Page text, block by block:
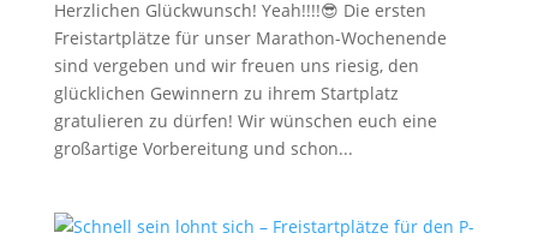
Herzlichen Glückwunsch! Yeah!!!!😎 Die ersten
Freistartplätze für unser Marathon-Wochenende
sind vergeben und wir freuen uns riesig, den
glücklichen Gewinnern zu ihrem Startplatz
gratulieren zu dürfen! Wir wünschen euch eine
großartige Vorbereitung und schon...